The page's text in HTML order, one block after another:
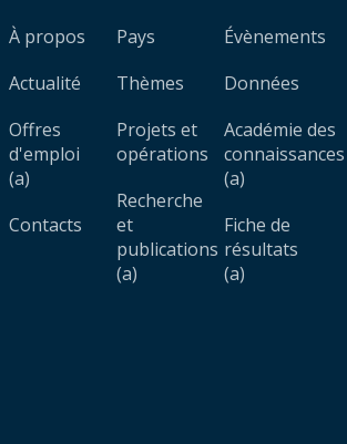
À propos
Actualité
Offres
d'emploi
(a)
Contacts
Pays
Thèmes
Projets et
opérations
Recherche
et
publications
(a)
Évènements
Données
Académie des
connaissances
(a)
Fiche de
résultats
(a)